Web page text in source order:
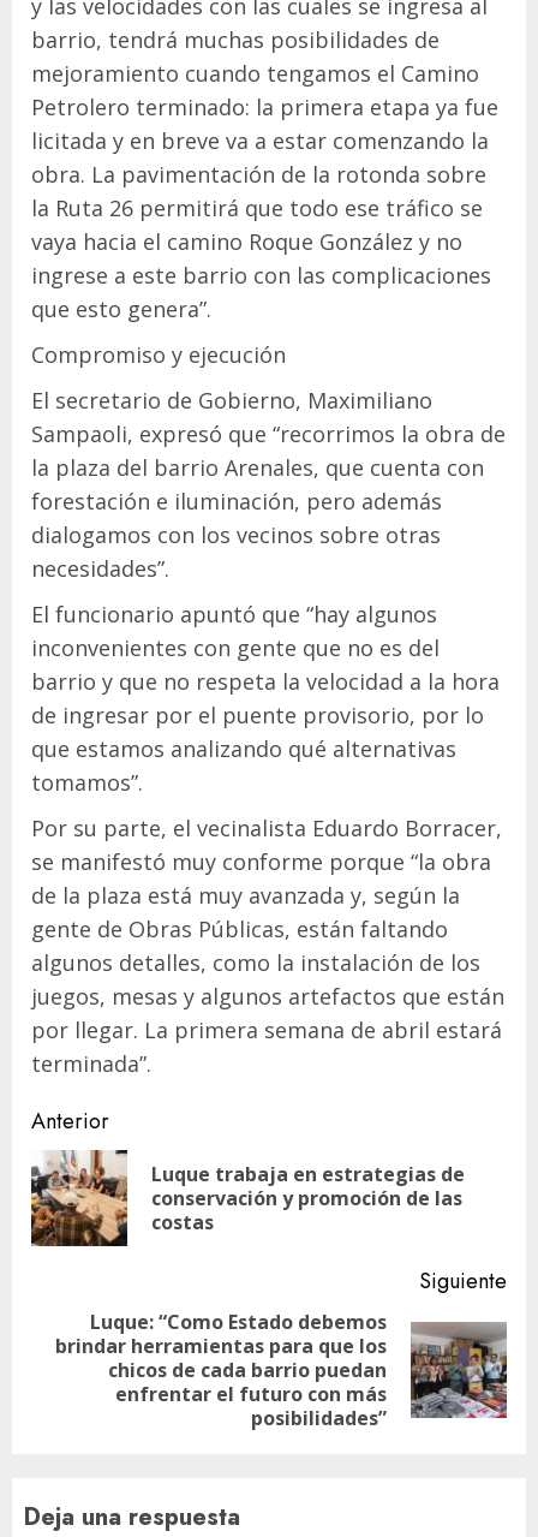
y las velocidades con las cuales se ingresa al
barrio, tendrá muchas posibilidades de
mejoramiento cuando tengamos el Camino
Petrolero terminado: la primera etapa ya fue
licitada y en breve va a estar comenzando la
obra. La pavimentación de la rotonda sobre
la Ruta 26 permitirá que todo ese tráfico se
vaya hacia el camino Roque González y no
ingrese a este barrio con las complicaciones
que esto genera”.
Compromiso y ejecución
El secretario de Gobierno, Maximiliano
Sampaoli, expresó que “recorrimos la obra de
la plaza del barrio Arenales, que cuenta con
forestación e iluminación, pero además
dialogamos con los vecinos sobre otras
necesidades”.
El funcionario apuntó que “hay algunos
inconvenientes con gente que no es del
barrio y que no respeta la velocidad a la hora
de ingresar por el puente provisorio, por lo
que estamos analizando qué alternativas
tomamos”.
Por su parte, el vecinalista Eduardo Borracer,
se manifestó muy conforme porque “la obra
de la plaza está muy avanzada y, según la
gente de Obras Públicas, están faltando
algunos detalles, como la instalación de los
juegos, mesas y algunos artefactos que están
por llegar. La primera semana de abril estará
terminada”.
Navegación
de
entradas
Anterior
Luque trabaja en estrategias de
conservación y promoción de las
costas
Siguiente
Siguiente
Luque: “Como Estado debemos
brindar herramientas para que los
chicos de cada barrio puedan
enfrentar el futuro con más
posibilidades”
Deja una respuesta